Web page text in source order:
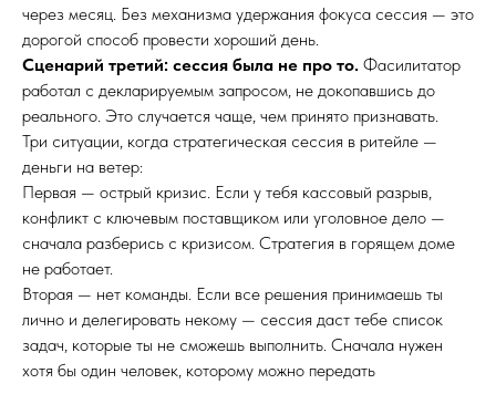
через месяц. Без механизма удержания фокуса сессия — это
дорогой способ провести хороший день.
Сценарий третий: сессия была не про то. Фасилитатор
работал с декларируемым запросом, не докопавшись до
реального. Это случается чаще, чем принято признавать.
Три ситуации, когда стратегическая сессия в ритейле —
деньги на ветер:
Первая — острый кризис. Если у тебя кассовый разрыв,
конфликт с ключевым поставщиком или уголовное дело —
сначала разберись с кризисом. Стратегия в горящем доме
не работает.
Вторая — нет команды. Если все решения принимаешь ты
лично и делегировать некому — сессия даст тебе список
задач, которые ты не сможешь выполнить. Сначала нужен
хотя бы один человек, которому можно передать